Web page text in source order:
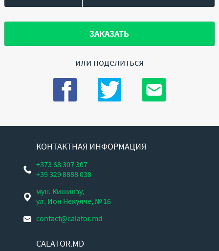
ЗАКАЗАТЬ
или поделиться
КОНТАКТНАЯ ИНФОРМАЦИЯ
+373 68 307 307
+39 329 8888 038
мун. Кишинэу,
ул. Ион Некулче, № 16
contact@calator.md
CALATOR.MD